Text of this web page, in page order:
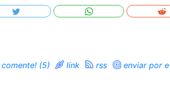
comente! (5) link rss enviar por